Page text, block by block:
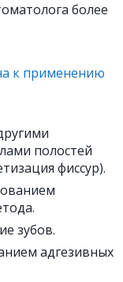
более
к применению
полостей
фиссур).
зубов.
адгезивных